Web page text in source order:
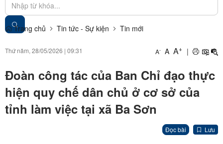
Trang chủ Tin tức - Sự kiện Tin mới
Thứ năm, 28/05/2026 | 09:31 A- A A+ |
Đoàn công tác của Ban Chỉ đạo thực
hiện quy chế dân chủ ở cơ sở của
tỉnh làm việc tại xã Ba Sơn
Đọc bài Lưu